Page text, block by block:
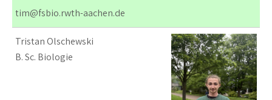
tim@fsbio.rwth-aachen.de
Tristan Olschewski
B. Sc. Biologie